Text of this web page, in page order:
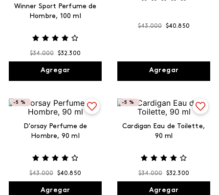
Winner Sport Perfume de
Hombre, 100 ml
$34.000 $32.300
Agregar
$43.000 $40.850
Agregar
D'orsay Perfume de
Hombre, 90 ml
-5 %
$43.000 $40.850
Agregar
Cardigan Eau de Toilette,
90 ml
-5 %
$34.000 $32.300
Agregar